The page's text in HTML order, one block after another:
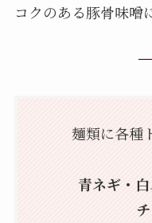
コクのある豚骨味噌
麺類に各種
青ネギ・